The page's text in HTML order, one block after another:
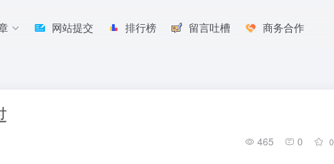
网站提交 排行榜 留言吐槽 商务合作
465 0 0